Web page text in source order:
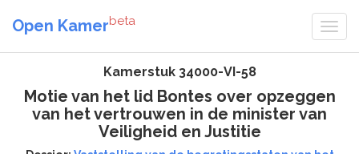
Open Kamerbeta
Kamerstuk 34000-VI-58
Motie van het lid Bontes over opzeggen
van het vertrouwen in de minister van
Veiligheid en Justitie